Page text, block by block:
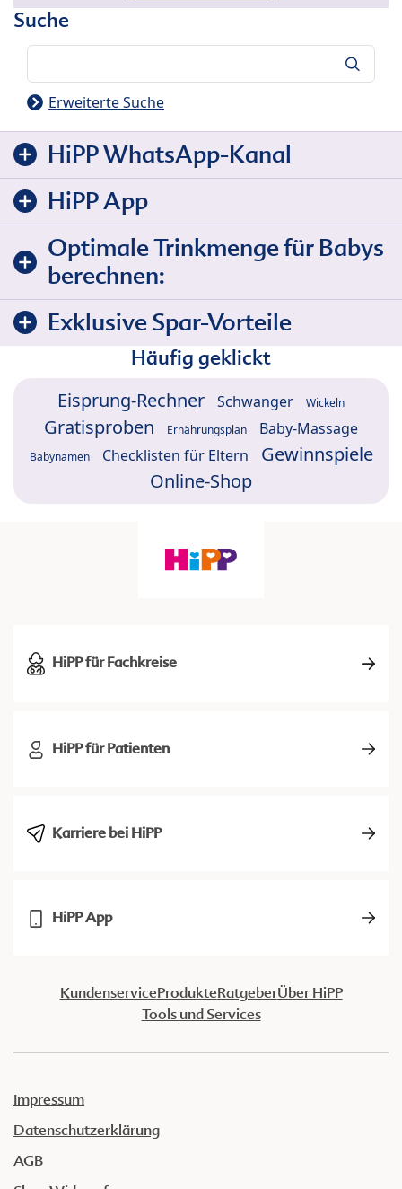
Suche
Erweiterte Suche
HiPP WhatsApp-Kanal
HiPP App
Optimale Trinkmenge für Babys
berechnen:
Exklusive Spar-Vorteile
Häufig geklickt
Eisprung-Rechner Schwanger Wickeln
Gratisproben Ernährungsplan Baby-Massage
Babynamen Checklisten für Eltern
Gewinnspiele
Online-Shop
HiPP für Fachkreise
HiPP für Patienten
Karriere bei HiPP
HiPP App
KundenserviceProdukteRatgeberÜber HiPP
Tools und Services
Impressum
Datenschutzerklärung
AGB